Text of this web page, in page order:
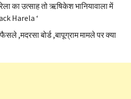
का उत्साह तो ऋषिकेश भानियावाला में
Harela ‘
,मदरसा बोर्ड ,बापूग्राम मामले पर क्या